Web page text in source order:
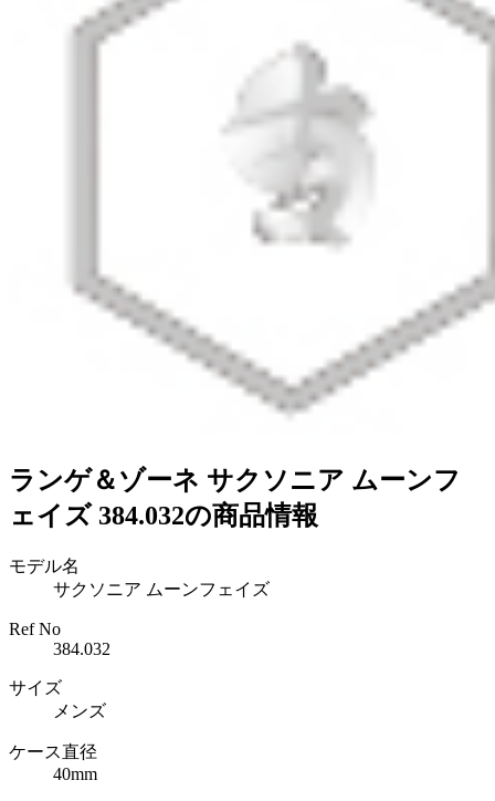
ランゲ＆ゾーネ サクソニア ムーンフ
ェイズ 384.032の商品情報
モデル名
サクソニア ムーンフェイズ
Ref No
384.032
サイズ
メンズ
ケース直径
40mm